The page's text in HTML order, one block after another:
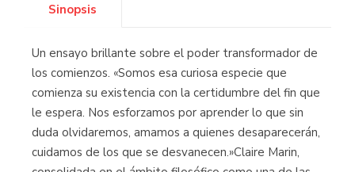
Sinopsis
Un ensayo brillante sobre el poder transformador de
los comienzos. «Somos esa curiosa especie que
comienza su existencia con la certidumbre del fin que
le espera. Nos esforzamos por aprender lo que sin
duda olvidaremos, amamos a quienes desaparecerán,
cuidamos de los que se desvanecen.»Claire Marin,